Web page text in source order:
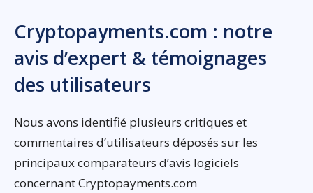
Cryptopayments.com : notre
avis d’expert & témoignages
des utilisateurs
Nous avons identifié plusieurs critiques et
commentaires d’utilisateurs déposés sur les
principaux comparateurs d’avis logiciels
concernant Cryptopayments.com